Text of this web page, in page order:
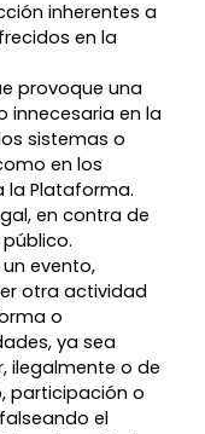
inherentes a
en la
provoque una
innecesaria en la
sistemas o
en los
la Plataforma.
en contra de
evento,
otra actividad
o
ya sea
ilegalmente o de
participación o
el